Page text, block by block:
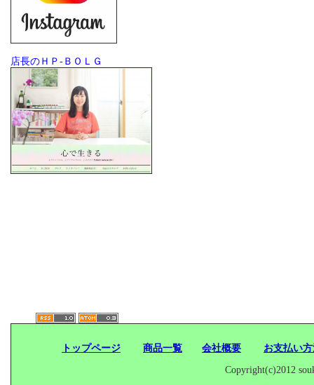
店長のＨＰ-ＢＯＬＧ
トップページ 商品一覧 会社概要 お支払い
Copyright(c)2012